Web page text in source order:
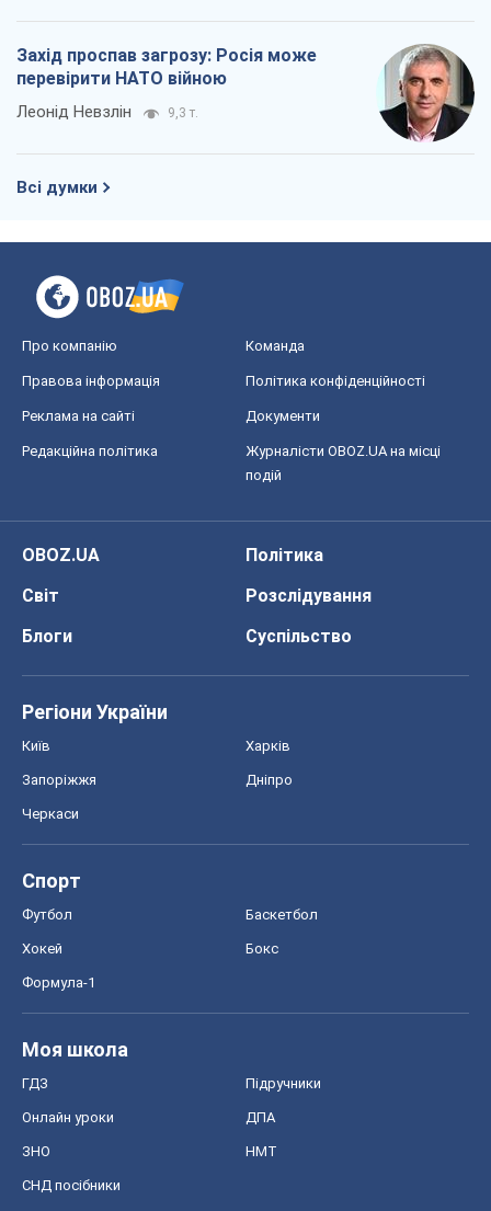
Захід проспав загрозу: Росія може
перевірити НАТО війною
Леонід Невзлін 9,3 т.
Всі думки
Про компанію Команда
Правова інформація Політика конфіденційності
Реклама на сайті Документи
Редакційна політика
Журналісти OBOZ.UA на місці
подій
OBOZ.UA
Політика
Світ
Розслідування
Блоги
Суспільство
Регіони України
Київ Харків
Запоріжжя Дніпро
Черкаси
Спорт
Футбол Баскетбол
Хокей Бокс
Формула-1
Моя школа
ГДЗ Підручники
Онлайн уроки ДПА
ЗНО НМТ
СНД посібники